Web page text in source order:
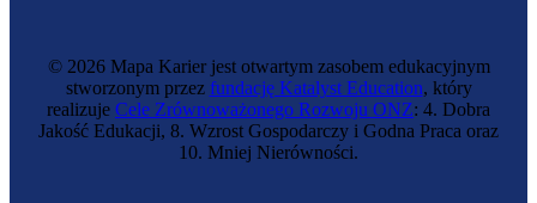
© 2026 Mapa Karier jest otwartym zasobem edukacyjnym
stworzonym przez fundację Katalyst Education, który
realizuje Cele Zrównoważonego Rozwoju ONZ: 4. Dobra
Jakość Edukacji, 8. Wzrost Gospodarczy i Godna Praca oraz
10. Mniej Nierówności.